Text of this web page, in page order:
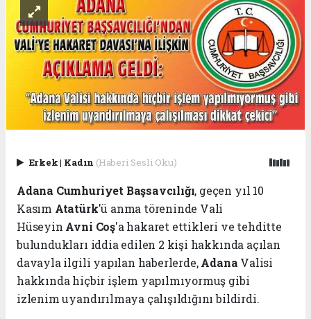
Erkek| Kadın (Haberi Sesli Oku)
Adana Cumhuriyet Başsavcılığı, geçen yıl 10
Kasım Atatürk'ü anma töreninde Vali
Hüseyin Avni Coş'a hakaret ettikleri ve tehditte
bulundukları iddia edilen 2 kişi hakkında açılan
davayla ilgili yapılan haberlerde,Adana Valisi
hakkında hiçbir işlem yapılmıyormuş gibi
izlenim uyandırılmaya çalışıldığını bildirdi.